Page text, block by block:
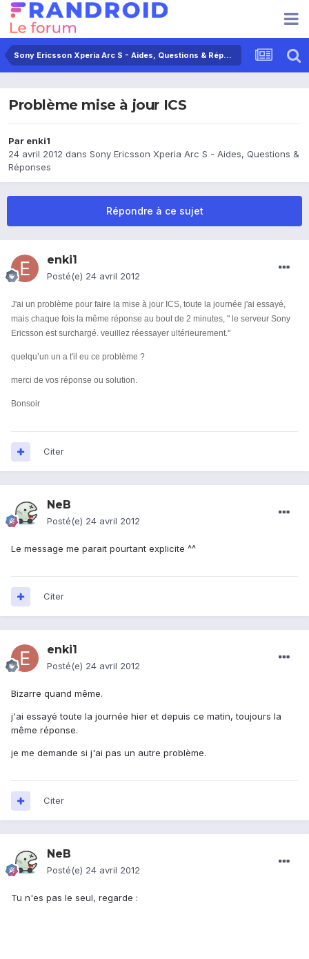
Sony Ericsson Xperia Arc S - Aides, Questions & Réponses
Problème mise à jour ICS
Par enki1
24 avril 2012 dans Sony Ericsson Xperia Arc S - Aides, Questions &
Réponses
Répondre à ce sujet
enki1
Posté(e) 24 avril 2012
J'ai un problème pour faire la mise à jour ICS, toute la journée j'ai essayé,
mais chaque fois la même réponse au bout de 2 minutes, " le serveur Sony
Ericsson est surchargé. veuillez réessayer ultérieurement."
quelqu’un un a t'il eu ce problème ?
merci de vos réponse ou solution.
Bonsoir
Citer
NeB
Posté(e) 24 avril 2012
Le message me parait pourtant explicite ^^
Citer
enki1
Posté(e) 24 avril 2012
Bizarre quand même.
j'ai essayé toute la journée hier et depuis ce matin, toujours la
même réponse.
je me demande si j'ai pas un autre problème.
Citer
NeB
Posté(e) 24 avril 2012
Tu n'es pas le seul, regarde :